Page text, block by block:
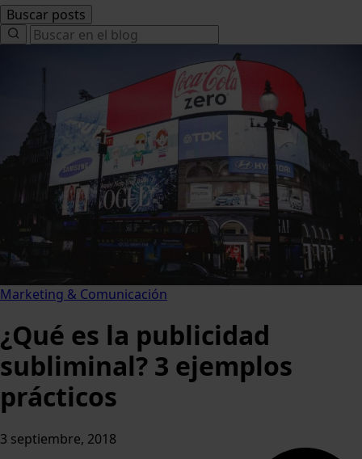
Buscar posts
Search
for:
Marketing & Comunicación
¿Qué es la publicidad
subliminal? 3 ejemplos
prácticos
3 septiembre, 2018